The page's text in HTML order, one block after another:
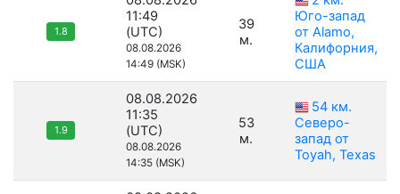
1.8
11:49
(UTC)
08.08.2026
14:49 (MSK)
39
м.
Юго-запад
от Alamo,
Калифорния,
США
1.9
08.08.2026
11:35
(UTC)
08.08.2026
14:35 (MSK)
53
м.
54 км.
Северо-
запад от
Toyah, Texas